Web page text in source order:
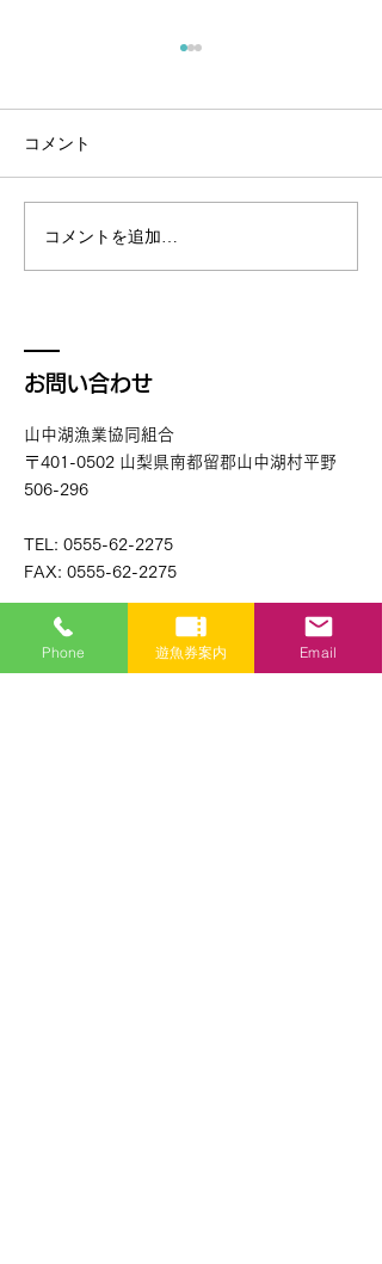
山中湖漁協協同組合の遊漁券
にありがとうございます。 今
年度、令和8年4月1日より遊
yamanaka.net/fishing 何卒、
ご理解、ご協力をお願いいた
します。
コメント
コメントを追加…
お問い合わせ
山中湖漁業協同組合
〒401-0502 山梨県南都留郡山中湖村平野
506-296
TEL: 0555-62-2275
FAX: 0555-62-2275
http://www.lake-yamanaka.net
info@lake-yamanaka.net
Phone 遊魚券案内 Email